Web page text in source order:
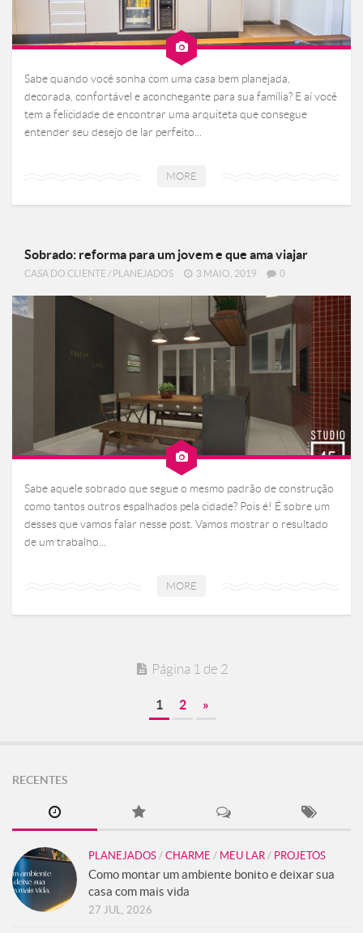
Sabe quando você sonha com uma casa bem planejada,
decorada, confortável e aconchegante para sua família? E aí você
tem a felicidade de encontrar uma arquiteta que consegue
entender seu desejo de lar perfeito...
MORE
Sobrado: reforma para um jovem e que ama viajar
CASA DO CLIENTE / PLANEJADOS 3 MAIO, 2019 0
Sabe aquele sobrado que segue o mesmo padrão de construção
como tantos outros espalhados pela cidade? Pois é! É sobre um
desses que vamos falar nesse post. Vamos mostrar o resultado
de um trabalho...
MORE
Página 1 de 2
1 2 »
RECENTES
PLANEJADOS / CHARME / MEU LAR / PROJETOS
Como montar um ambiente bonito e deixar sua
casa com mais vida
27 JUL, 2026